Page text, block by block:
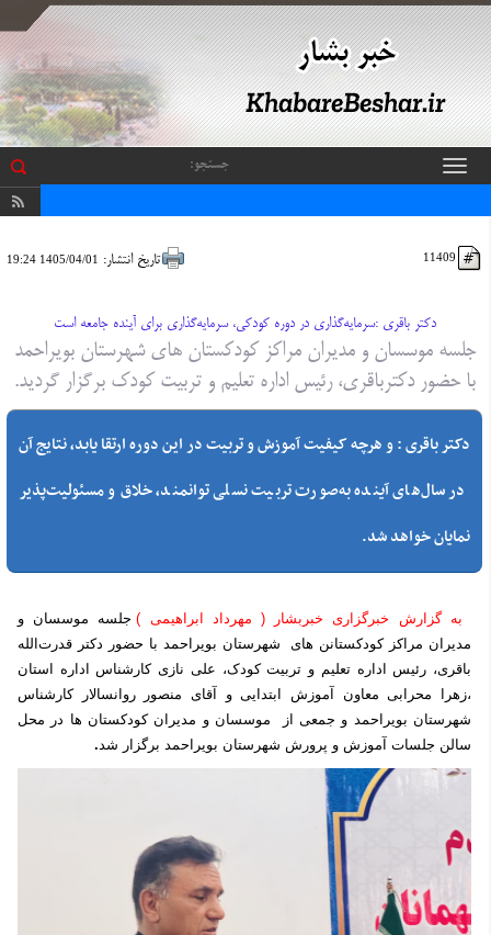
باز
و
کردن
11409 تاریخ انتشار: 1405/04/01 19:24
دکتر باقری :سرمایه‌گذاری در دوره کودکی، سرمایه‌گذاری برای آینده جامعه است
جلسه موسسان و مدیران مراکز کودکستان های شهرستان بویراحمد
با حضور دکترباقری، رئیس اداره تعلیم و تربیت کودک برگزار گردید.
دکتر باقری : و هرچه کیفیت آموزش و تربیت در این دوره ارتقا یابد، نتایج آن
در سال‌های آینده به‌صورت تربیت نسلی توانمند، خلاق و مسئولیت‌پذیر
نمایان خواهد شد.
به گزارش خبرگزاری خبربشار ( مهرداد ابراهیمی )جلسه موسسان و
مدیران مراکز کودکستانن های شهرستان بویراحمد با حضور دکتر قدرت‌الله
باقری، رئیس اداره تعلیم و تربیت کودک، علی نازی کارشناس اداره استان
،زهرا محرابی معاون آموزش ابتدایی و آقای منصور روانسالار کارشناس
شهرستان بویراحمد و جمعی از موسسان و مدیران کودکستان ها در محل
سالن جلسات آموزش و پرورش شهرستان بویراحمد برگزار شد.